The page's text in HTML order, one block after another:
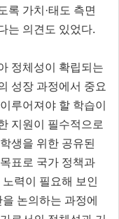
록 가치·태도 측면
는 의견도 있었다.
정체성이 확립되는
성장 과정에서 중요
루어져야 할 학습이
지원이 필수적으로
생을 위한 공유된
표로 국가 정책과
력이 필요해 보인
논의하는 과정에